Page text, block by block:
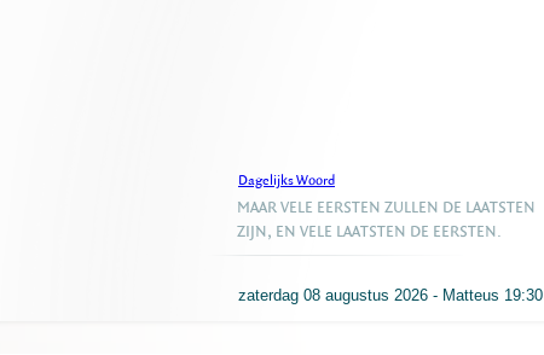
Dagelijks Woord
zaterdag 08 augustus 2026 - Matteus 19:30
MAAR VELE EERSTEN ZULLEN DE LAATSTEN
ZIJN, EN VELE LAATSTEN DE EERSTEN.